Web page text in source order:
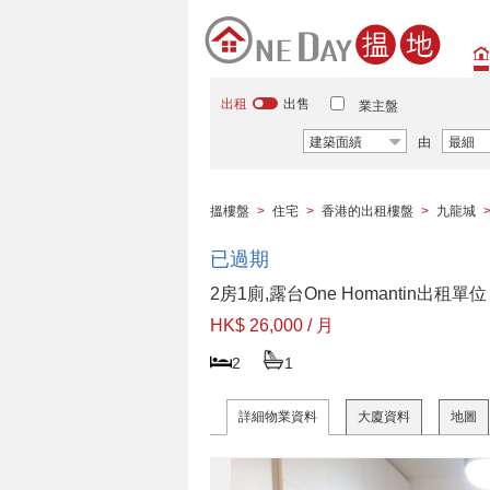
出租 出售 業主盤
建築面績 由 最細
搵樓盤 > 住宅 > 香港的出租樓盤 > 九龍城 >
已過期
2房1廁,露台One Homantin出租單位
HK$ 26,000 / 月
2 1
詳細物業資料 大廈資料 地圖